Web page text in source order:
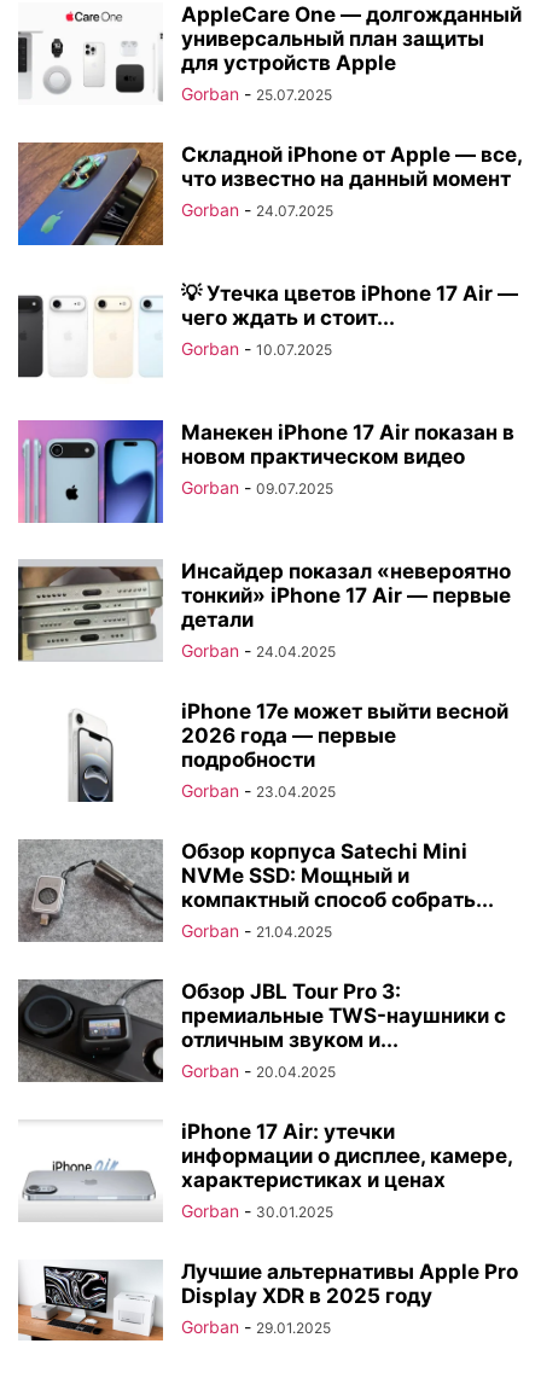
AppleCare One — долгожданный
универсальный план защиты
для устройств Apple
Gorban - 25.07.2025
Складной iPhone от Apple — все,
что известно на данный момент
Gorban - 24.07.2025
💡 Утечка цветов iPhone 17 Air —
чего ждать и стоит...
Gorban - 10.07.2025
Манекен iPhone 17 Air показан в
новом практическом видео
Gorban - 09.07.2025
Инсайдер показал «невероятно
тонкий» iPhone 17 Air — первые
детали
Gorban - 24.04.2025
iPhone 17e может выйти весной
2026 года — первые
подробности
Gorban - 23.04.2025
Обзор корпуса Satechi Mini
NVMe SSD: Мощный и
компактный способ собрать...
Gorban - 21.04.2025
Обзор JBL Tour Pro 3:
премиальные TWS-наушники с
отличным звуком и...
Gorban - 20.04.2025
iPhone 17 Air: утечки
информации о дисплее, камере,
характеристиках и ценах
Gorban - 30.01.2025
Лучшие альтернативы Apple Pro
Display XDR в 2025 году
Gorban - 29.01.2025